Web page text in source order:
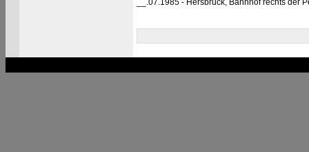
__.07.1985 - Hersbruck, Bahnhof rechts der